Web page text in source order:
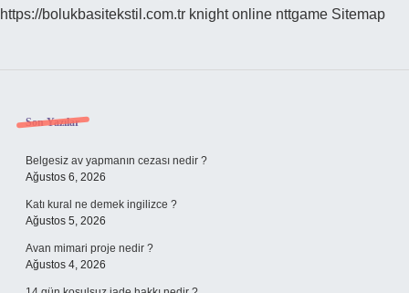
https://bolukbasitekstil.com.tr knight online nttgame Sitemap
Sidebar
Son Yazılar
Belgesiz av yapmanın cezası nedir ?
Ağustos 6, 2026
Katı kural ne demek ingilizce ?
Ağustos 5, 2026
Avan mimari proje nedir ?
Ağustos 4, 2026